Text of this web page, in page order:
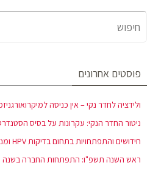
פוסטים אחרונים
ולידציה לחדר נקי – אין כניסה
ניטור החדר הנקי: עקרונות על בסיס
חידושים והתפתחויות בתחום בדיקות HPV ומניעת סרטן צוואר הרחם
ראש השנה תשפ"ו: התפתחות החברה בשנה